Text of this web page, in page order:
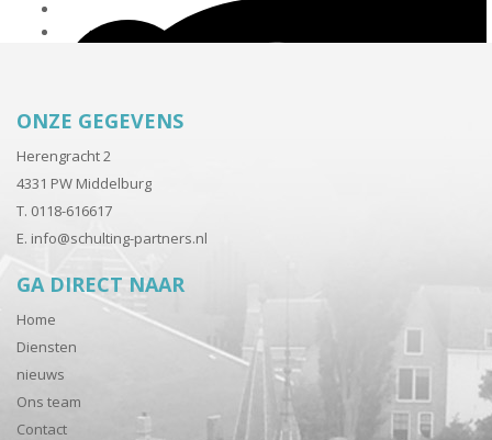
ONZE GEGEVENS
Herengracht 2
4331 PW Middelburg
T. 0118-616617
E. info@schulting-partners.nl
GA DIRECT NAAR
Home
Diensten
nieuws
Ons team
Contact